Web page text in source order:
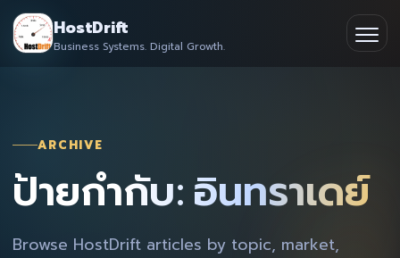
Skip
content
HostDrift
Business Systems. Digital Growth.
Partner
ARCHIVE
ป้ายกำกับ: อินทราเดย์
Browse HostDrift articles by topic, market,